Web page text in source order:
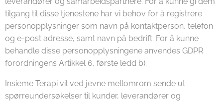
tilgang til disse tjenestene har vi behov for å registrere
personopplysninger som navn på kontaktperson, telefon
og e-post adresse, samt navn på bedrift. For å kunne
behandle disse personopplysningene anvendes GDPR
forordningens Artikkel 6, første ledd b).
Insieme Terapi vil ved jevne mellomrom sende ut
spørreundersøkelser til kunder, leverandører og